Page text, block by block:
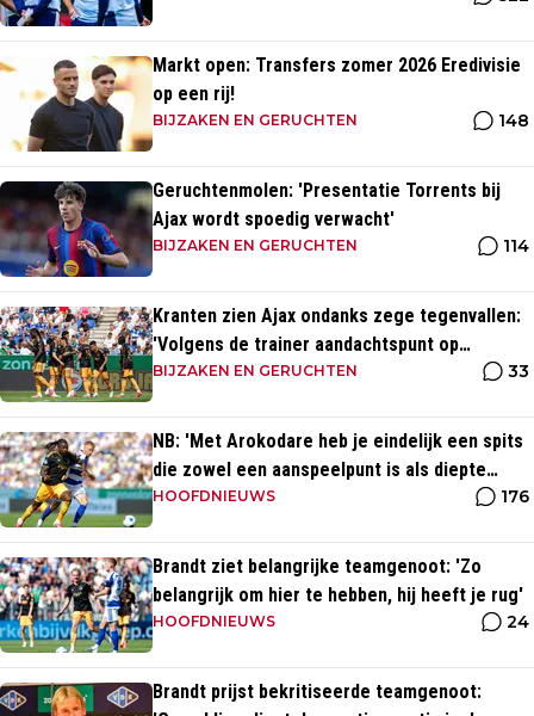
Markt open: Transfers zomer 2026 Eredivisie
op een rij!
BIJZAKEN EN GERUCHTEN 148
Geruchtenmolen: 'Presentatie Torrents bij
Ajax wordt spoedig verwacht'
BIJZAKEN EN GERUCHTEN 114
Kranten zien Ajax ondanks zege tegenvallen:
'Volgens de trainer aandachtspunt op
transfermarkt'
BIJZAKEN EN GERUCHTEN 33
NB: 'Met Arokodare heb je eindelijk een spits
die zowel een aanspeelpunt is als diepte
heeft'
HOOFDNIEUWS 176
Brandt ziet belangrijke teamgenoot: 'Zo
belangrijk om hier te hebben, hij heeft je rug'
HOOFDNIEUWS 24
Brandt prijst bekritiseerde teamgenoot: